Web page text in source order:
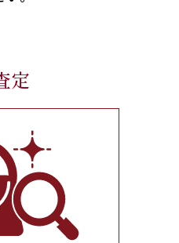
定